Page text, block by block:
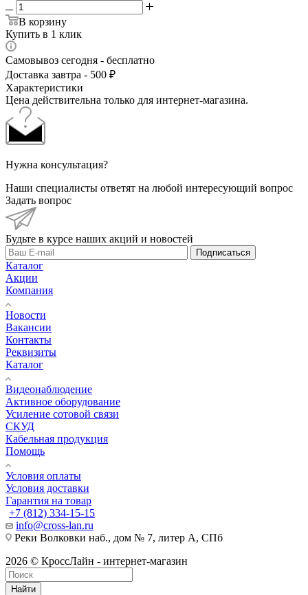
В корзину
Купить в 1 клик
Самовывоз сегодня - бесплатно
Доставка завтра - 500 ₽
Характеристики
Цена действительна только для интернет-магазина.
Нужна консультация?
Наши специалисты ответят на любой интересующий вопрос
Задать вопрос
Будьте в курсе наших акций и новостей
Подписаться
Каталог
Акции
Компания
Новости
Вакансии
Контакты
Реквизиты
Каталог
Видеонаблюдение
Активное оборудование
Усиление сотовой связи
СКУД
Кабельная продукция
Помощь
Условия оплаты
Условия доставки
Гарантия на товар
+7 (812) 334-15-15
info@cross-lan.ru
Реки Волковки наб., дом № 7, литер А, СПб
2026 © КроссЛайн - интернет-магазин
Найти